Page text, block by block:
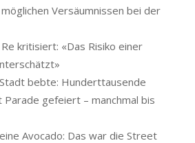
Versäumnissen bei der
kritisiert: «Das Risiko einer
bebte: Hunderttausende
gefeiert – manchmal bis
Avocado: Das war die Street